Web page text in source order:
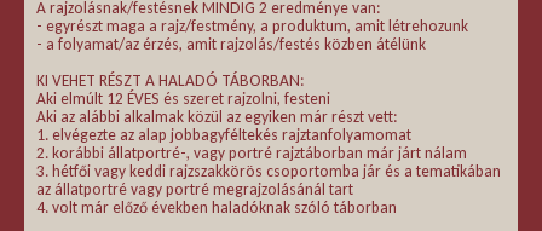
A rajzolásnak/festésnek MINDIG 2 eredménye van:
- egyrészt maga a rajz/festmény, a produktum, amit létrehozunk
- a folyamat/az érzés, amit rajzolás/festés közben átélünk
KI VEHET RÉSZT A HALADÓ TÁBORBAN:
Aki elmúlt 12 ÉVES és szeret rajzolni, festeni
Aki az alábbi alkalmak közül az egyiken már részt vett:
1. elvégezte az alap jobbagyféltekés rajztanfolyamomat
2. korábbi állatportré-, vagy portré rajztáborban már járt nálam
3. hétfői vagy keddi rajzszakkörös csoportomba jár és a tematikában
az állatportré vagy portré megrajzolásánál tart
4. volt már előző években haladóknak szóló táborban